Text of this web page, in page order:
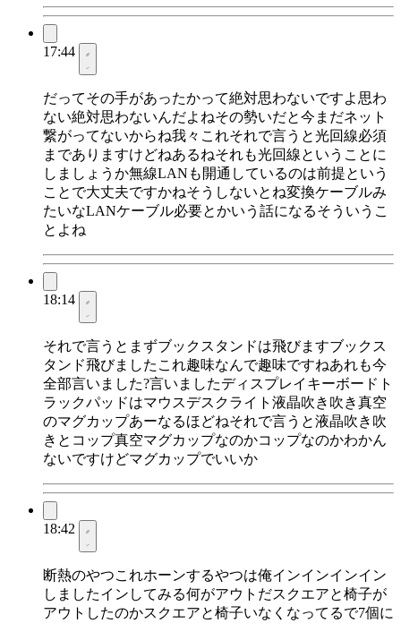
17:44
だってその手があったかって絶対思わないですよ思わ
ない絶対思わないんだよねその勢いだと今まだネット
繋がってないからね我々これそれで言うと光回線必須
までありますけどねあるねそれも光回線ということに
しましょうか無線LANも開通しているのは前提という
ことで大丈夫ですかねそうしないとね変換ケーブルみ
たいなLANケーブル必要とかいう話になるそういうこ
とよね
18:14
それで言うとまずブックスタンドは飛びますブックス
タンド飛びましたこれ趣味なんで趣味ですねあれも今
全部言いました?言いましたディスプレイキーボードト
ラックパッドはマウスデスクライト液晶吹き吹き真空
のマグカップあーなるほどねそれで言うと液晶吹き吹
きとコップ真空マグカップなのかコップなのかわかん
ないですけどマグカップでいいか
18:42
断熱のやつこれホーンするやつは俺インインインイン
しましたインしてみる何がアウトだスクエアと椅子が
アウトしたのかスクエアと椅子いなくなってるで7個に